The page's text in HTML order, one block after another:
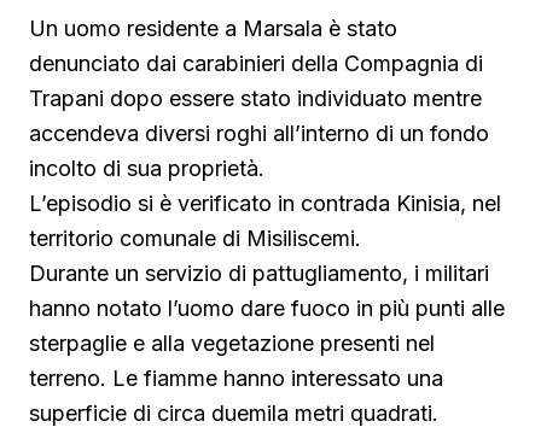
Un uomo residente a Marsala è stato
denunciato dai carabinieri della Compagnia di
Trapani dopo essere stato individuato mentre
accendeva diversi roghi all’interno di un fondo
incolto di sua proprietà.
L’episodio si è verificato in contrada Kinisia, nel
territorio comunale di Misiliscemi.
Durante un servizio di pattugliamento, i militari
hanno notato l’uomo dare fuoco in più punti alle
sterpaglie e alla vegetazione presenti nel
terreno. Le fiamme hanno interessato una
superficie di circa duemila metri quadrati.